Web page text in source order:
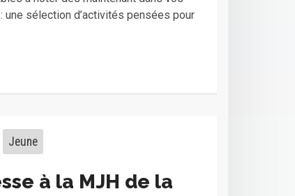
une sélection d’activités pensées pour
Jeune
à la MJH de la